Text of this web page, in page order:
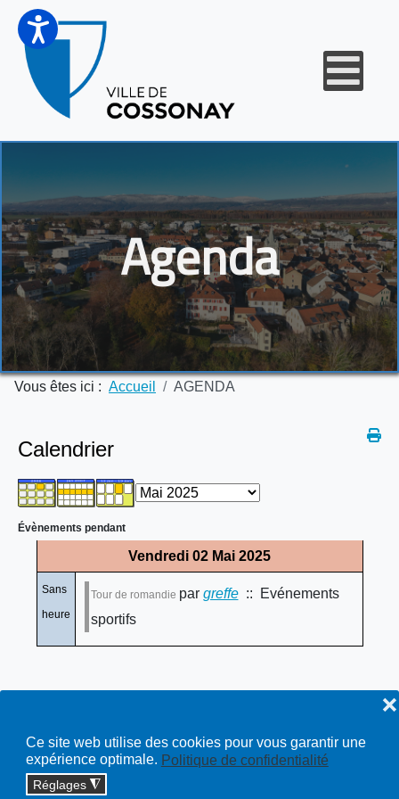
Ce site web utilise des cookies pour vous garantir une
expérience optimale. Politique de confidentialité
Réglages ◮
❌
Agenda
Vous êtes ici : Accueil AGENDA
Calendrier
Évènements pendant
Vendredi 02 Mai 2025
Sans
heure
Tour de romandie par greffe:: Evénements
sportifs